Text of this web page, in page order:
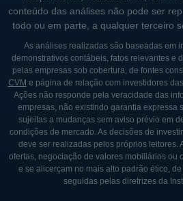
conteúdo das análises não pode ser
todo ou em parte, a qualquer terceiro
As análises realizadas são baseadas em
demonstrativos contábeis, fatos relevantes e
pelas empresas sob cobertura, de fontes
CVM e página de relação com investidores
Ações não responde pela veracidade das
empresas, não existindo garantia expressa
sujeitas a mudanças sem aviso prévio em
condições de mercado. As decisões de
deve ser realizadas pelos próprios leitores.
ofertas, negociação de valores mobiliários ou
e se alicerçam no mais alto padrão ético,
seguidas pelas diretrizes da